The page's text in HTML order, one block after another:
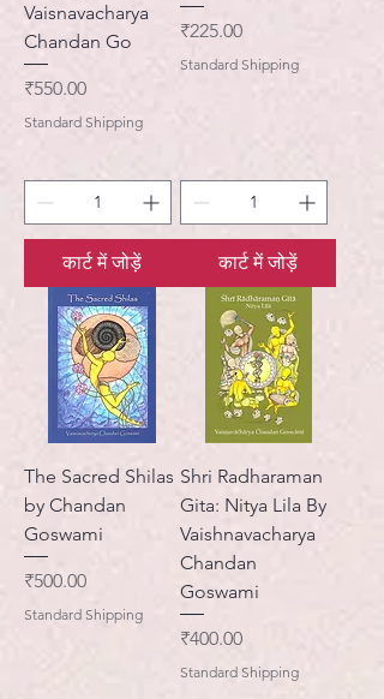
Vaisnavacharya
Chandan Go
मूल्य
₹550.00
Standard Shipping
कार्ट में जोड़ें
मूल्य
₹225.00
Standard Shipping
कार्ट में जोड़ें
The Sacred Shilas
by Chandan
Goswami
मूल्य
₹500.00
Standard Shipping
Shri Radharaman
Gita: Nitya Lila By
Vaishnavacharya
Chandan
Goswami
मूल्य
₹400.00
Standard Shipping